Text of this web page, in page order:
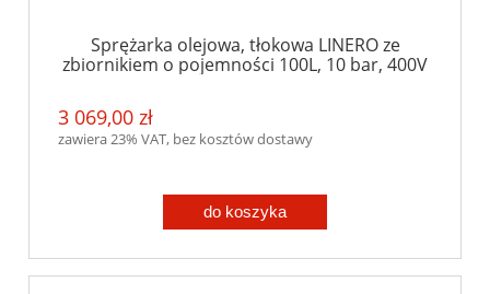
Sprężarka olejowa, tłokowa LINERO ze
zbiornikiem o pojemności 100L, 10 bar, 400V
3 069,00 zł
zawiera 23% VAT, bez kosztów dostawy
do koszyka